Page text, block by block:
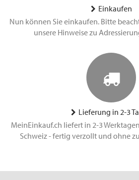
Einkaufen
Nun können Sie einkaufen. Bitte
unsere Hinweise zu
Lieferung in 2-3
MeinEinkauf.ch liefert in 2-3
Schweiz - fertig verzollt und ohne